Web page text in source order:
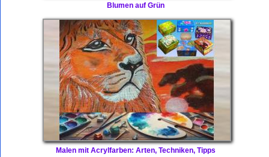
Blumen auf Grün
Malen mit Acrylfarben: Arten, Techniken, Tipps